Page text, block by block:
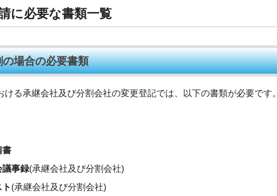
に必要な書類一覧
の場合の必要書類
ける承継会社及び分割会社の変更登記では、以下の書類が必要です。
書
議事録(承継会社及び分割会社)
(承継会社及び分割会社)